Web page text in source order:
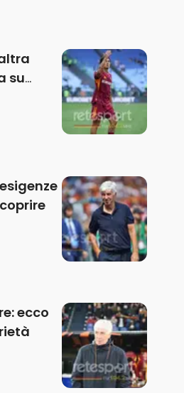
su
ecco